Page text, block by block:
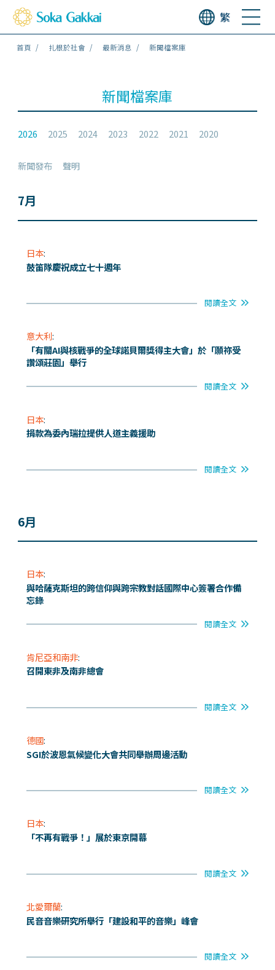
繁
首頁 扎根於社會 最新消息 新聞檔案庫
新聞檔案庫
2026 2025 2024 2023 2022 2021 2020
新聞發布 聲明
7月
日本:
鼓笛隊慶祝成立七十週年
閱讀全文
意大利:
「有關AI與核戰爭的全球諾貝爾獎得主大會」於「願祢受
讚頌莊園」舉行
閱讀全文
日本:
捐款為委內瑞拉提供人道主義援助
閱讀全文
6月
日本:
與哈薩克斯坦的跨信仰與跨宗教對話國際中心簽署合作備
忘錄
閱讀全文
肯尼亞和南非:
召開東非及南非總會
閱讀全文
德國:
SGI於波恩氣候變化大會共同舉辦周邊活動
閱讀全文
日本:
「不再有戰爭！」展於東京開幕
閱讀全文
北愛爾蘭:
民音音樂研究所舉行「建設和平的音樂」峰會
閱讀全文